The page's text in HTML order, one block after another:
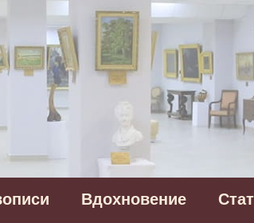
Вдохновение